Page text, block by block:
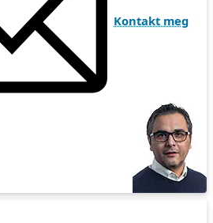
Kontakt meg